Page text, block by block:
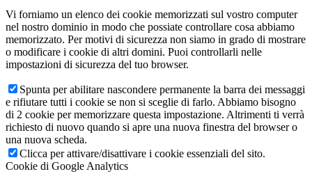
Vi forniamo un elenco dei cookie memorizzati sul vostro computer
nel nostro dominio in modo che possiate controllare cosa abbiamo
memorizzato. Per motivi di sicurezza non siamo in grado di mostrare
o modificare i cookie di altri domini. Puoi controllarli nelle
impostazioni di sicurezza del tuo browser.
Spunta per abilitare nascondere permanente la barra dei messaggi
e rifiutare tutti i cookie se non si sceglie di farlo. Abbiamo bisogno
di 2 cookie per memorizzare questa impostazione. Altrimenti ti verrà
richiesto di nuovo quando si apre una nuova finestra del browser o
una nuova scheda.
Clicca per attivare/disattivare i cookie essenziali del sito.
Cookie di Google Analytics